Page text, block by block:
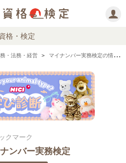
格・検定
・法務・経営 マイナンバー実務検定の情報まとめ・口コミ・体験談
クマーク
ンバー実務検定